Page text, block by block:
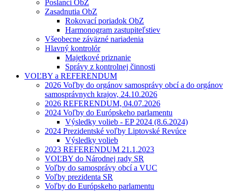
Poslanci ObZ
Zasadnutia ObZ
Rokovací poriadok ObZ
Harmonogram zastupiteľstiev
Všeobecne záväzné nariadenia
Hlavný kontrolór
Majetkové priznanie
Správy z kontrolnej činnosti
VOĽBY a REFERENDUM
2026 Voľby do orgánov samosprávy obcí a do orgánov
samosprávnych krajov, 24.10.2026
2026 REFERENDUM, 04.07.2026
2024 Voľby do Európskeho parlamentu
Výsledky volieb - EP 2024 (8.6.2024)
2024 Prezidentské voľby Liptovské Revúce
Výsledky volieb
2023 REFERENDUM 21.1.2023
VOĽBY do Národnej rady SR
Voľby do samosprávy obcí a VUC
Voľby prezidenta SR
Voľby do Európskeho parlamentu